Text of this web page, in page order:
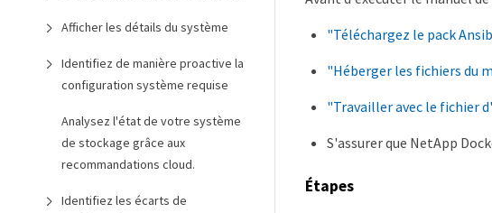
Afficher les détails du système
Identifiez de manière proactive la
configuration système requise
Analysez l'état de votre système
de stockage grâce aux
recommandations cloud.
Identifiez les écarts de
"Téléchargez le pack
"Héberger les fichiers du
"Travailler avec le fichier
S'assurer que NetApp
Étapes